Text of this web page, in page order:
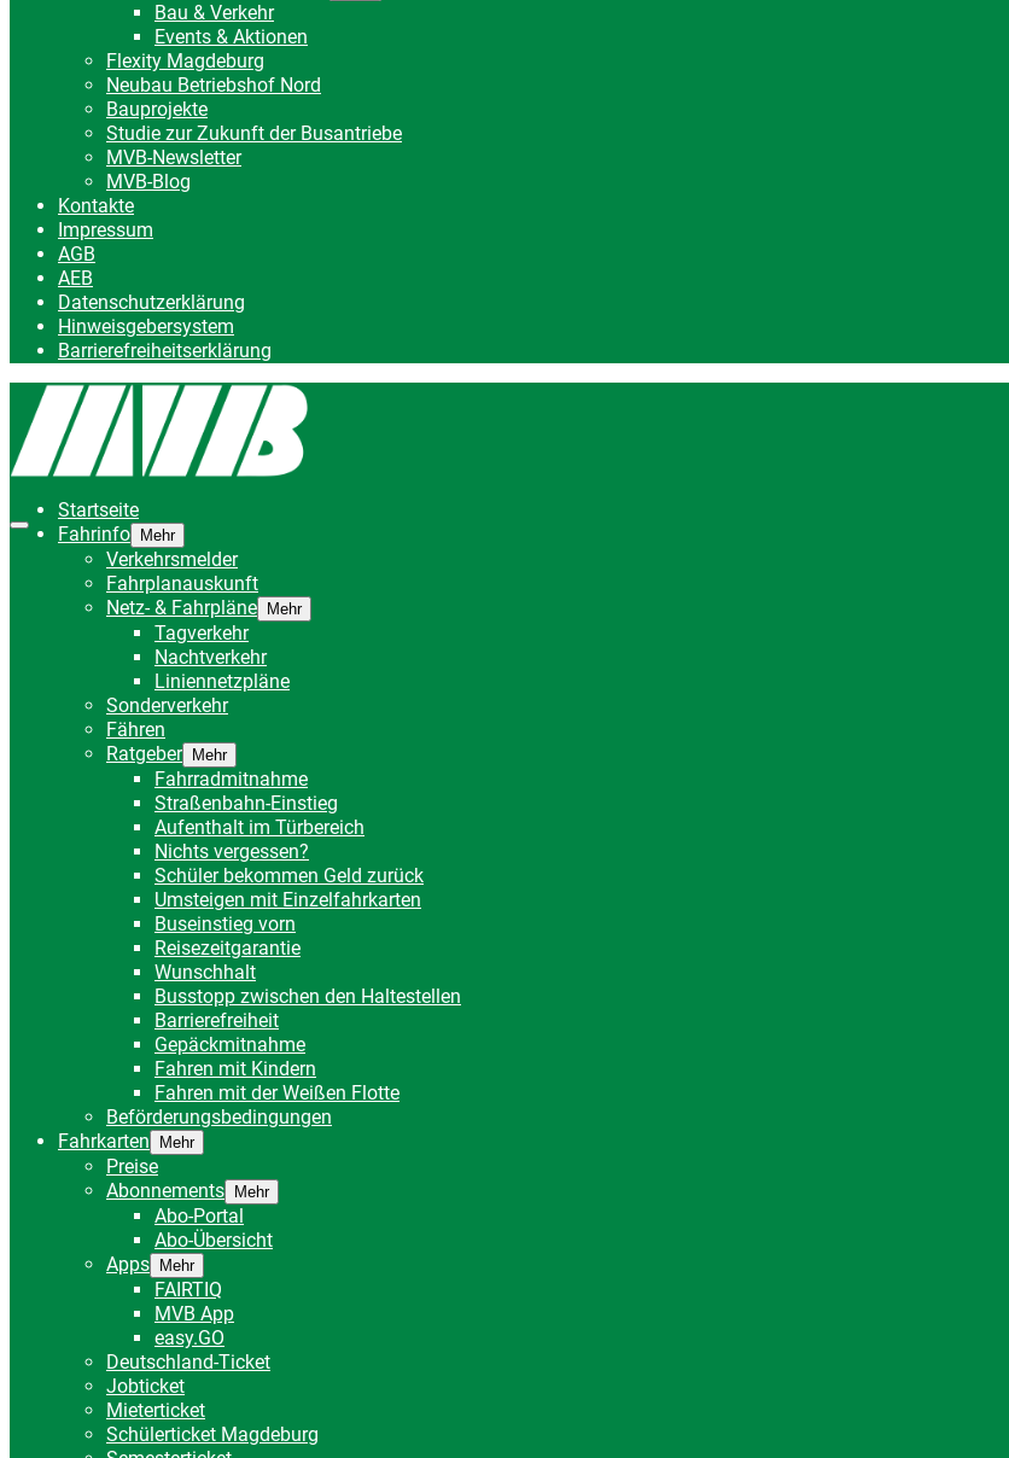
Bau & Verkehr
Events & Aktionen
Flexity Magdeburg
Neubau Betriebshof Nord
Bauprojekte
Studie zur Zukunft der Busantriebe
MVB-Newsletter
MVB-Blog
Kontakte
Impressum
AGB
AEB
Datenschutzerklärung
Hinweisgebersystem
Barrierefreiheitserklärung
Startseite
Fahrinfo
Mehr
Verkehrsmelder
Fahrplanauskunft
Netz- & Fahrpläne
Mehr
Tagverkehr
Nachtverkehr
Liniennetzpläne
Sonderverkehr
Fähren
Ratgeber
Mehr
Fahrradmitnahme
Straßenbahn-Einstieg
Aufenthalt im Türbereich
Nichts vergessen?
Schüler bekommen Geld zurück
Umsteigen mit Einzelfahrkarten
Buseinstieg vorn
Reisezeitgarantie
Wunschhalt
Busstopp zwischen den Haltestellen
Barrierefreiheit
Gepäckmitnahme
Fahren mit Kindern
Fahren mit der Weißen Flotte
Beförderungsbedingungen
Fahrkarten
Mehr
Preise
Abonnements
Mehr
Abo-Portal
Abo-Übersicht
Apps
Mehr
FAIRTIQ
MVB App
easy.GO
Deutschland-Ticket
Jobticket
Mieterticket
Schülerticket Magdeburg